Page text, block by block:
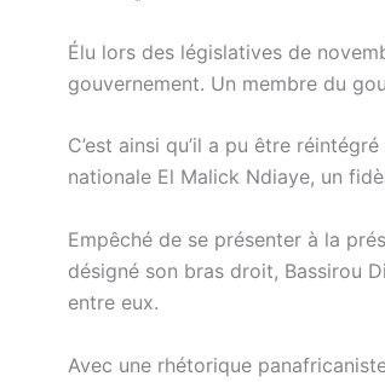
Élu lors des législatives de
gouvernement. Un membre du
C’est ainsi qu’il a pu être
nationale El Malick Ndiaye, un
Empêché de se présenter à la
désigné son bras droit, Bassirou
entre eux.
Avec une rhétorique